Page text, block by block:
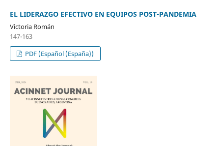
EL LIDERAZGO EFECTIVO EN EQUIPOS POST-PANDEMIA
Victoria Román
147-163
PDF (Español (España))